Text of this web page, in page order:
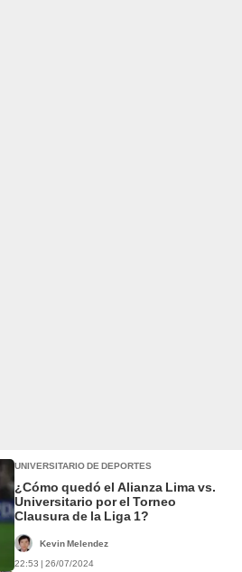
UNIVERSITARIO DE DEPORTES
¿Cómo quedó el Alianza Lima vs.
Universitario por el Torneo
Clausura de la Liga 1?
Kevin Melendez
22:53 | 26/07/2024